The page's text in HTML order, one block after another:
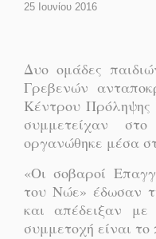
25 Ιουνίου 2016
Δυο ομάδες
Γρεβενών
Κέντρου Πρόληψης
συμμετείχαν
οργανώθηκε μέσα
«Οι σοβαροί
του Νώε» έδωσαν
και απέδειξαν
συμμετοχή είναι